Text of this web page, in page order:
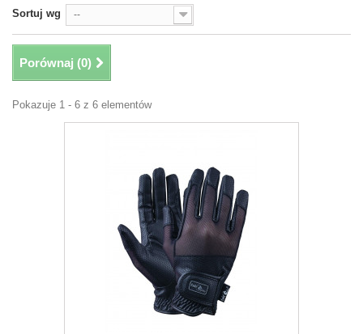
Sortuj wg --
Porównaj (0)
Pokazuje 1 - 6 z 6 elementów